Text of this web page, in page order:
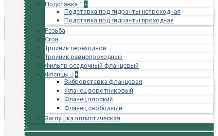
Подставка
+
Подставка под гидранты непроходная
Подставка под гидранты проходная
Резьба
Сгон
Тройник переходной
Тройник равнопроходный
Фильтр осадочный фланцевый
Фланцы
+
Вибровставка фланцевая
Фланец воротниковый
Фланец плоский
Фланец свободный
Заглушка эллиптическая
+